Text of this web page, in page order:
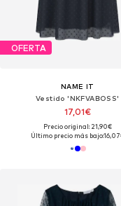
OFERTA
NAME IT
Vestido 'NKFVABOSS'
17,01€
Precio original: 21,90€
Último precio más bajo: